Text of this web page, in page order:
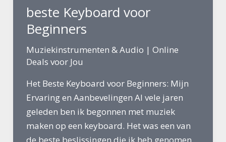
beste Keyboard voor
Beginners
Muziekinstrumenten & Audio | Online
Deals voor Jou
Het Beste Keyboard voor Beginners: Mijn
Ervaring en Aanbevelingen Al vele jaren
geleden ben ik begonnen met muziek
maken op een keyboard. Het was een van
de beste beslissingen die ik heb genomen.